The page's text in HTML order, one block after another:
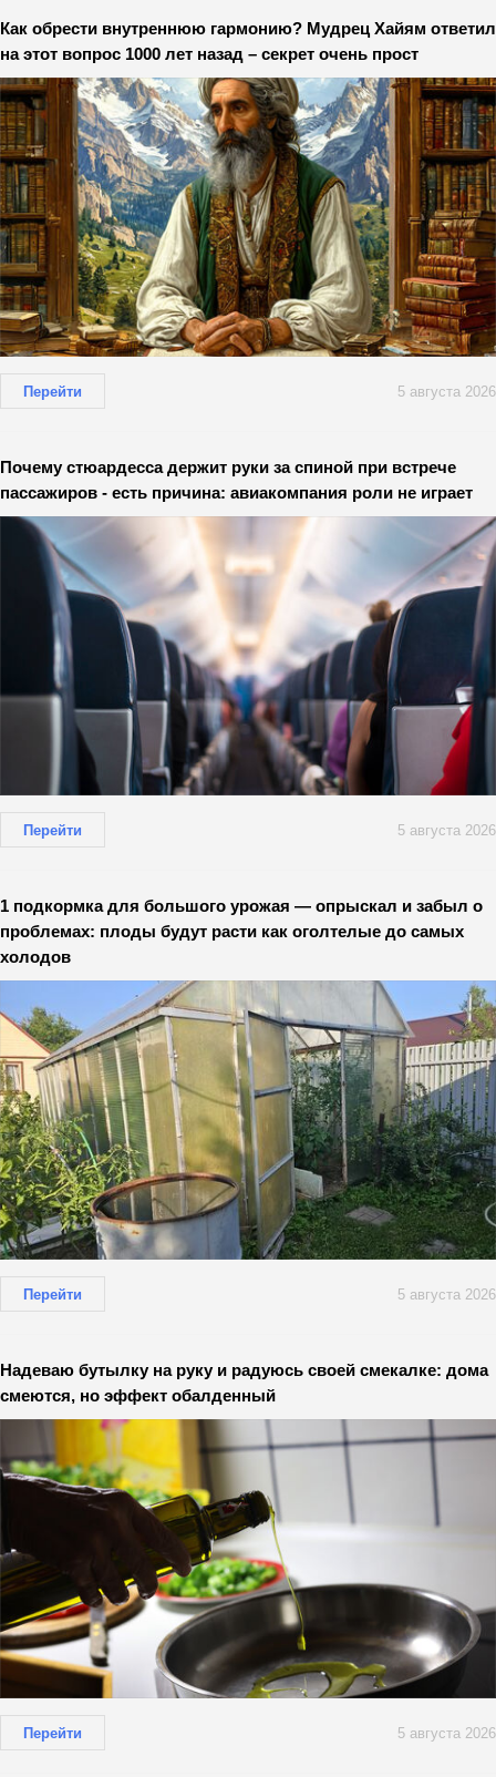
Как обрести внутреннюю гармонию? Мудрец Хайям ответил
на этот вопрос 1000 лет назад – секрет очень прост
Перейти 5 августа 2026
Почему стюардесса держит руки за спиной при встрече
пассажиров - есть причина: авиакомпания роли не играет
Перейти 5 августа 2026
1 подкормка для большого урожая — опрыскал и забыл о
проблемах: плоды будут расти как оголтелые до самых
холодов
Перейти 5 августа 2026
Надеваю бутылку на руку и радуюсь своей смекалке: дома
смеются, но эффект обалденный
Перейти 5 августа 2026